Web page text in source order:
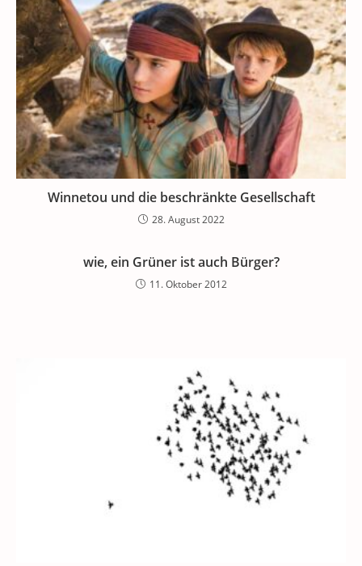
Winnetou und die beschränkte Gesellschaft
28. August 2022
wie, ein Grüner ist auch Bürger?
11. Oktober 2012